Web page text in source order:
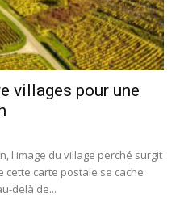
villages pour une
l'image du village perché surgit
cette carte postale se cache
delà de...